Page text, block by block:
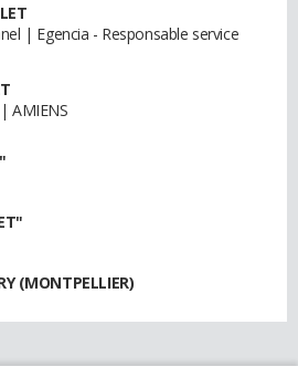
| Egencia - Responsable service
AMIENS
(MONTPELLIER)